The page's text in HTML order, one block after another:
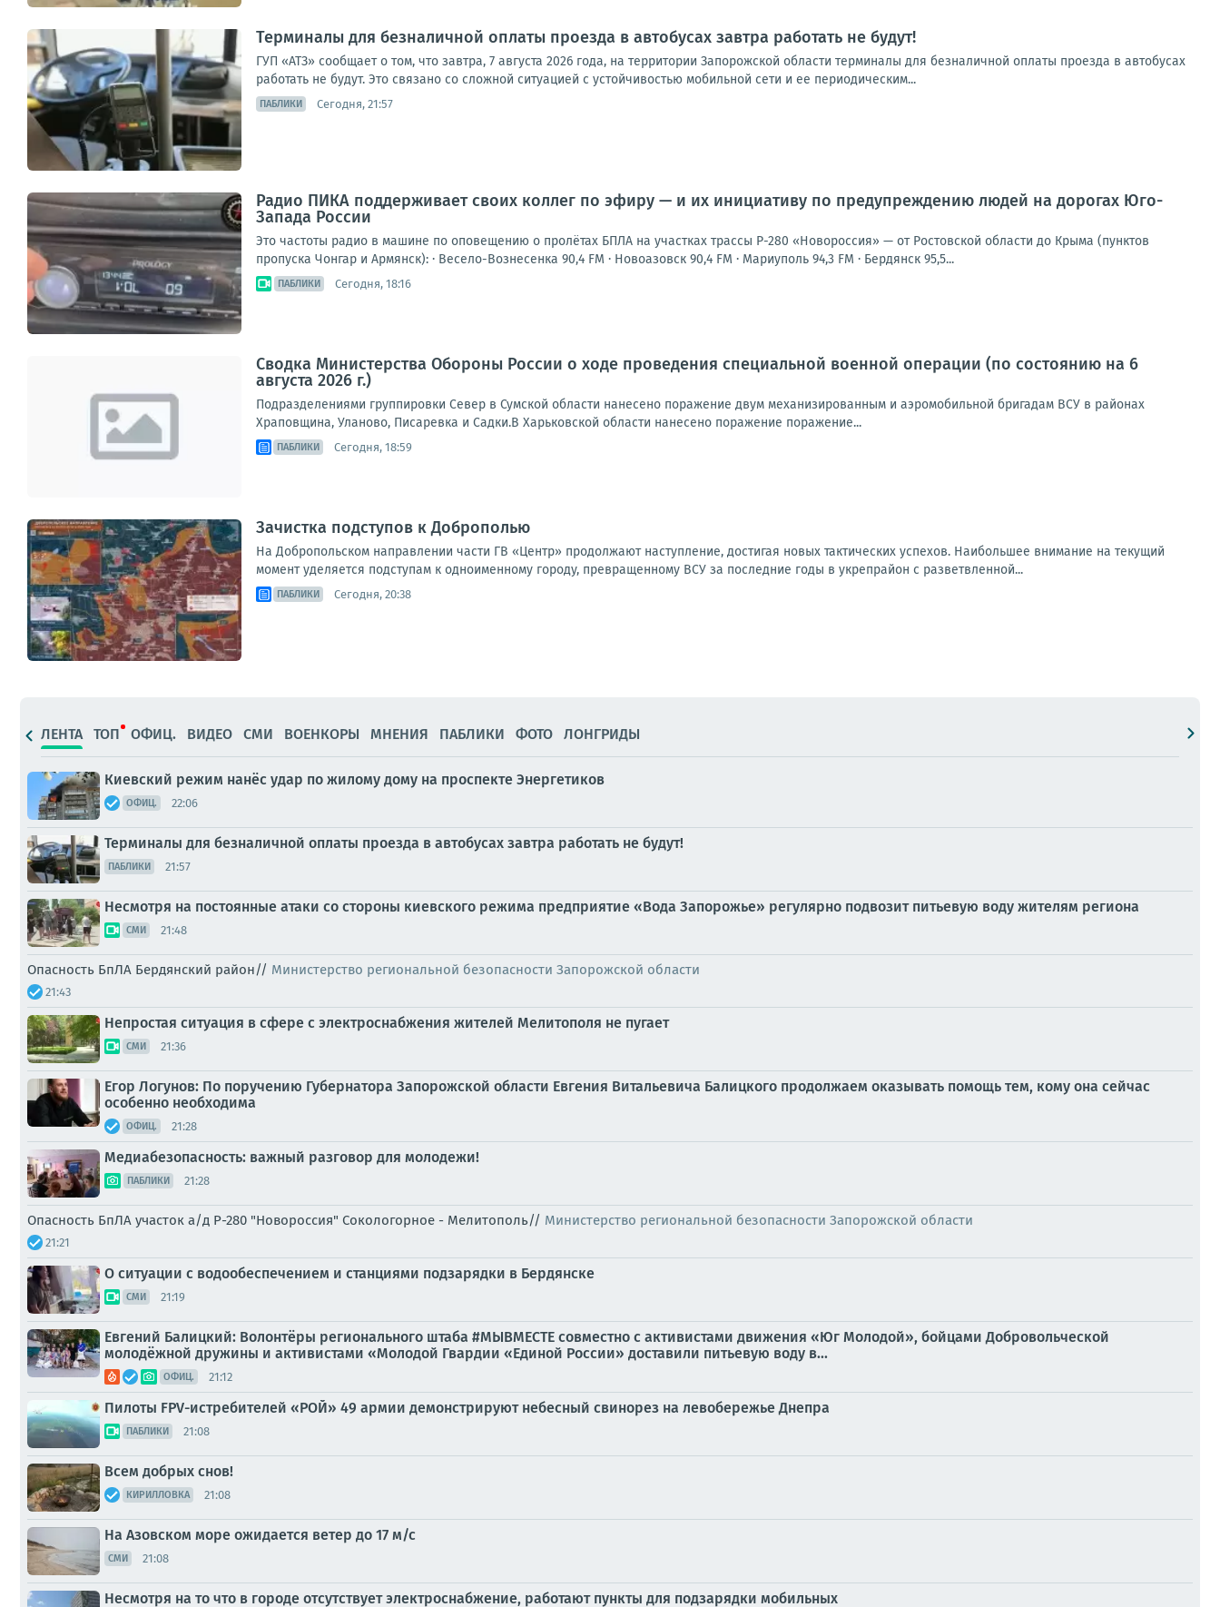
Терминалы для безналичной оплаты проезда в автобусах завтра работать не будут!
ГУП «АТЗ» сообщает о том, что завтра, 7 августа 2026 года, на территории Запорожской области терминалы для безналичной оплаты проезда в автобусах
работать не будут. Это связано со сложной ситуацией с устойчивостью мобильной сети и ее периодическим...
ПАБЛИКИ Сегодня, 21:57
Радио ПИКА поддерживает своих коллег по эфиру — и их инициативу по предупреждению людей на дорогах Юго-
Запада России
Это частоты радио в машине по оповещению о пролётах БПЛА на участках трассы Р-280 «Новороссия» — от Ростовской области до Крыма (пунктов
пропуска Чонгар и Армянск): · Весело-Вознесенка 90,4 FM · Новоазовск 90,4 FM · Мариуполь 94,3 FM · Бердянск 95,5...
ПАБЛИКИ Сегодня, 18:16
Сводка Министерства Обороны России о ходе проведения специальной военной операции (по состоянию на 6
августа 2026 г.)
Подразделениями группировки Север в Сумской области нанесено поражение двум механизированным и аэромобильной бригадам ВСУ в районах
Храповщина, Уланово, Писаревка и Садки.В Харьковской области нанесено поражение поражение...
ПАБЛИКИ Сегодня, 18:59
Зачистка подступов к Доброполью
На Добропольском направлении части ГВ «Центр» продолжают наступление, достигая новых тактических успехов. Наибольшее внимание на текущий
момент уделяется подступам к одноименному городу, превращенному ВСУ за последние годы в укрепрайон с разветвленной...
ПАБЛИКИ Сегодня, 20:38
ЛЕНТА ТОП ОФИЦ. ВИДЕО СМИ ВОЕНКОРЫ МНЕНИЯ ПАБЛИКИ ФОТО ЛОНГРИДЫ
Киевский режим нанёс удар по жилому дому на проспекте Энергетиков
ОФИЦ. 22:06
Терминалы для безналичной оплаты проезда в автобусах завтра работать не будут!
ПАБЛИКИ 21:57
Несмотря на постоянные атаки со стороны киевского режима предприятие «Вода Запорожье» регулярно подвозит питьевую воду жителям региона
СМИ 21:48
Опасность БпЛА Бердянский район// Министерство региональной безопасности Запорожской области
21:43
Непростая ситуация в сфере с электроснабжения жителей Мелитополя не пугает
СМИ 21:36
Егор Логунов: По поручению Губернатора Запорожской области Евгения Витальевича Балицкого продолжаем оказывать помощь тем, кому она сейчас
особенно необходима
ОФИЦ. 21:28
Медиабезопасность: важный разговор для молодежи!
ПАБЛИКИ 21:28
Опасность БпЛА участок а/д Р-280 "Новороссия" Сокологорное - Мелитополь// Министерство региональной безопасности Запорожской области
21:21
О ситуации с водообеспечением и станциями подзарядки в Бердянске
СМИ 21:19
Евгений Балицкий: Волонтёры регионального штаба #МЫВМЕСТЕ совместно с активистами движения «Юг Молодой», бойцами Добровольческой
молодёжной дружины и активистами «Молодой Гвардии «Единой России» доставили питьевую воду в...
ОФИЦ. 21:12
Пилоты FPV-истребителей «РОЙ» 49 армии демонстрируют небесный свинорез на левобережье Днепра
ПАБЛИКИ 21:08
Всем добрых снов!
КИРИЛЛОВКА 21:08
На Азовском море ожидается ветер до 17 м/с
СМИ 21:08
Несмотря на то что в городе отсутствует электроснабжение, работают пункты для подзарядки мобильных